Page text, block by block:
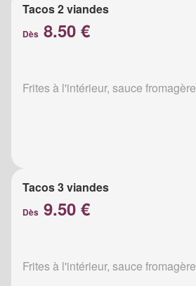
Tacos 2 viandes
Dès 8.50 €
Frites à l'intérieur, sauce fromagère
Tacos 3 viandes
Dès 9.50 €
Frites à l'intérieur, sauce fromagère